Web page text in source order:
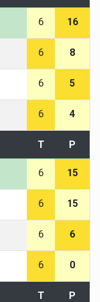
6 16
6 8
6 5
6 4
T P
6 15
6 15
6 6
6 0
T P